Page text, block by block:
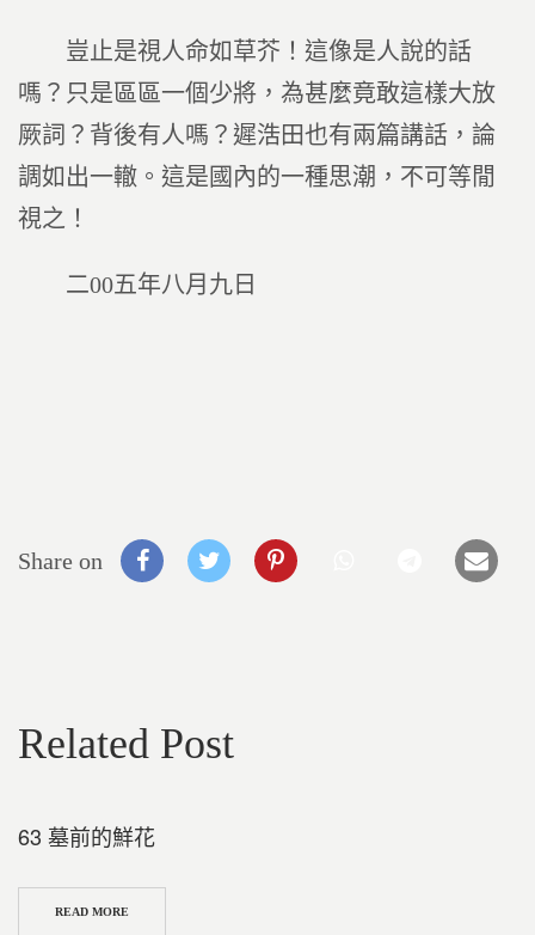
豈止是視人命如草芥！這像是人說的話
嗎？只是區區一個少將，為甚麼竟敢這樣大放
厥詞？背後有人嗎？遲浩田也有兩篇講話，論
調如出一轍。這是國內的一種思潮，不可等閒
視之！
二00五年八月九日
Share on
Related Post
63 墓前的鮮花
READ MORE